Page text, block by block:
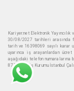
Kariyer.net Elektronik
30/08/2027 tarihleri arasında
tarih ve 16398069 sayılı karar
uyarınca iş arayanlardan
aşağıdaki telefon numaralarına
87 Türkiye iş Kurumu İstanbul